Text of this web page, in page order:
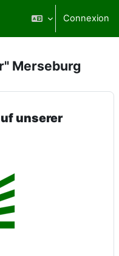
Connexion
Merseburg
unserer